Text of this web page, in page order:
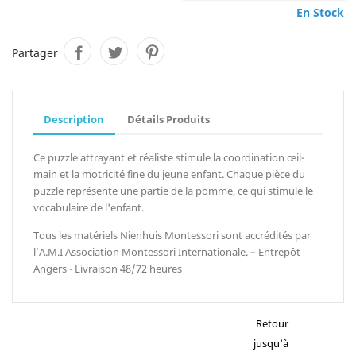
En Stock
Partager
Description Détails Produits
Ce puzzle attrayant et réaliste stimule la coordination œil-
main et la motricité fine du jeune enfant. Chaque pièce du
puzzle représente une partie de la pomme, ce qui stimule le
vocabulaire de l'enfant.
Tous les matériels Nienhuis Montessori sont accrédités par
l’A.M.I Association Montessori Internationale. – Entrepôt
Angers - Livraison 48/72 heures
Retour
jusqu'à